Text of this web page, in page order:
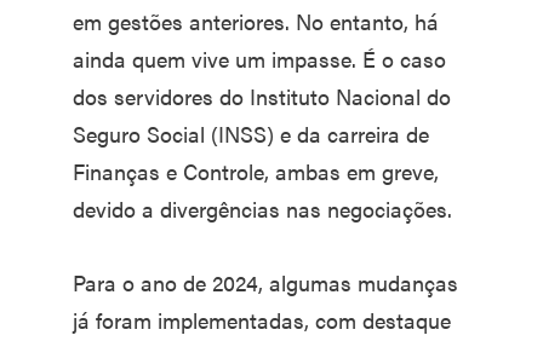
em gestões anteriores. No entanto, há
ainda quem vive um impasse. É o caso
dos servidores do Instituto Nacional do
Seguro Social (INSS) e da carreira de
Finanças e Controle, ambas em greve,
devido a divergências nas negociações.
Para o ano de 2024, algumas mudanças
já foram implementadas, com destaque